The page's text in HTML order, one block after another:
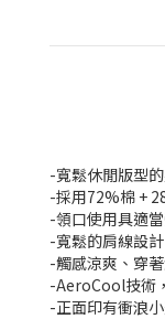
-寬鬆休閒版型
-採用72%棉 +
-領口使用具適
-寬鬆的肩線設
-觸感涼爽、穿
-AeroCool技術
-正面印有衝浪